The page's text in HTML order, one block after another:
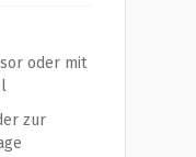
oder mit
zur